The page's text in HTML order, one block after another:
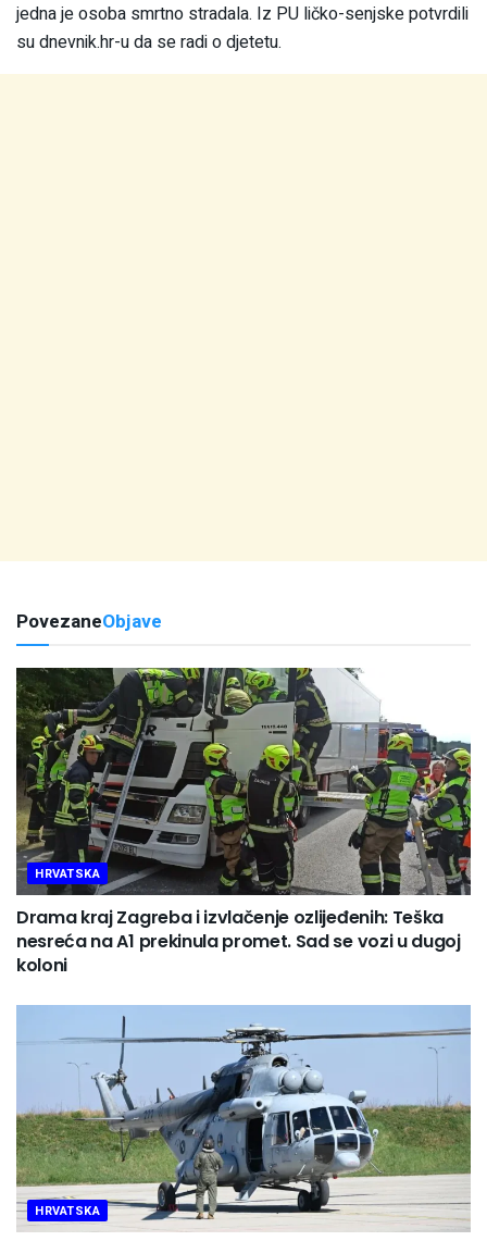
jedna je osoba smrtno stradala. Iz PU ličko-senjske potvrdili
su dnevnik.hr-u da se radi o djetetu.
PovezaneObjave
HRVATSKA
Drama kraj Zagreba i izvlačenje ozlijeđenih: Teška
nesreća na A1 prekinula promet. Sad se vozi u dugoj
koloni
HRVATSKA